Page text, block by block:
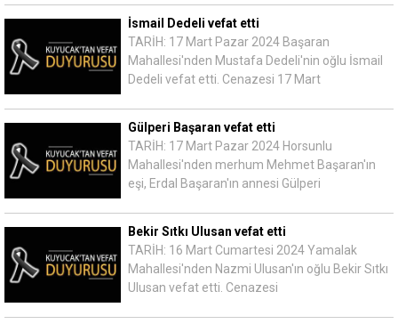
İsmail Dedeli vefat etti
TARİH: 17 Mart Pazar 2024 Başaran
Mahallesi'nden Mustafa Dedeli'nin oğlu İsmail
Dedeli vefat etti. Cenazesi 17 Mart
Gülperi Başaran vefat etti
TARİH: 17 Mart Pazar 2024 Horsunlu
Mahallesi'nden merhum Mehmet Başaran'ın
eşi, Erdal Başaran'ın annesi Gülperi
Bekir Sıtkı Ulusan vefat etti
TARİH: 16 Mart Cumartesi 2024 Yamalak
Mahallesi'nden Nazmi Ulusan'ın oğlu Bekir Sıtkı
Ulusan vefat etti. Cenazesi